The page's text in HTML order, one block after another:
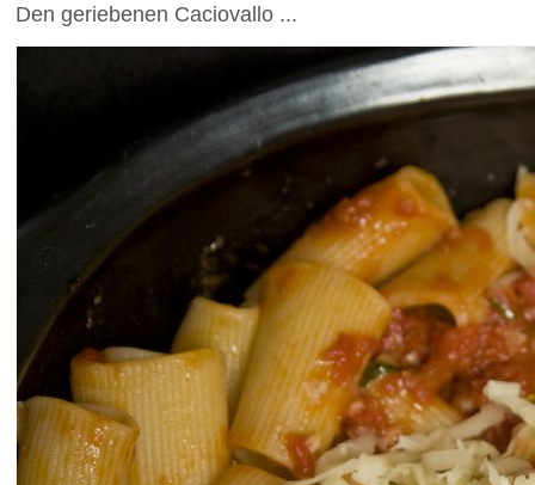
Den geriebenen Caciovallo ...